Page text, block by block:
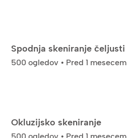
Spodnja skeniranje čeljusti
500 ogledov • Pred 1 mesecem
Okluzijsko skeniranje
500 ogledov • Pred 1 mesecem